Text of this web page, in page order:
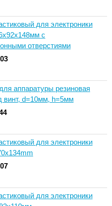
для электроники
с
отверстиями
аппаратуры резиновая
винт, d=10мм, h=5мм
для электроники
для электроники